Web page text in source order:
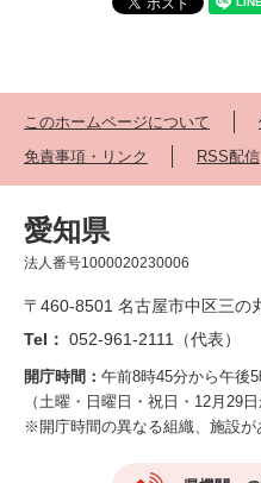
このホームページについて
免責事項・リンク
RSS配信
愛知県
法人番号1000020230006
〒460-8501 名古屋市中区三の
Tel： 052-961-2111（代表）
開庁時間： 午前8時45分から午後
（土曜・日曜日・祝日・12月29
※開庁時間の異なる組織、施設が